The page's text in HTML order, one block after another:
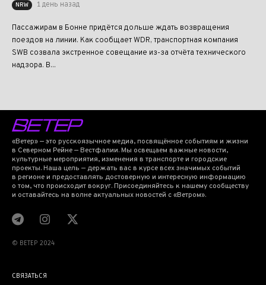
NRW 1 день назад
Пассажирам в Бонне придётся дольше ждать возвращения
поездов на линии. Как сообщает WDR, транспортная компания
SWB созвала экстренное совещание из-за отчёта технического
надзора. В...
«Ветер» — это русскоязычное медиа, посвящённое событиям и жизни
в Северном Рейне — Вестфалии. Мы освещаем важные новости,
культурные мероприятия, изменения в транспорте и городские
проекты. Наша цель — держать вас в курсе всех значимых событий
в регионе и предоставлять достоверную и интересную информацию
о том, что происходит вокруг. Присоединяйтесь к нашему сообществу
и оставайтесь на волне актуальных новостей с «Ветром».
© BETEP 2024
СВЯЗАТЬСЯ